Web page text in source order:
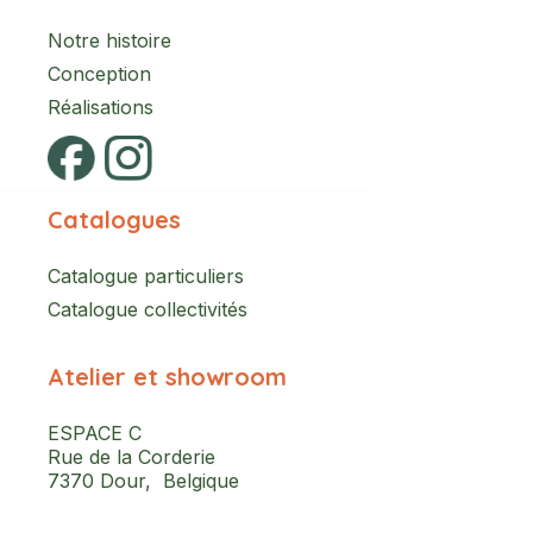
Notre histoire
Conception
Réalisations
Catalogues
Catalogue particuliers
Catalogue collectivités
Atelier et showroom
ESPACE C
Rue de la Corderie
7370 Dour, Belgique